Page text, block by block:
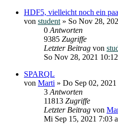
HDF5, vielleicht noch ein
von student » So Nov 28,
0 Antworten
9385 Zugriffe
Letzter Beitrag von
So Nov 28, 2021
SPARQL
von Marti » Do Sep 02,
3 Antworten
11813 Zugriffe
Letzter Beitrag von
Mi Sep 15, 2021 7:03